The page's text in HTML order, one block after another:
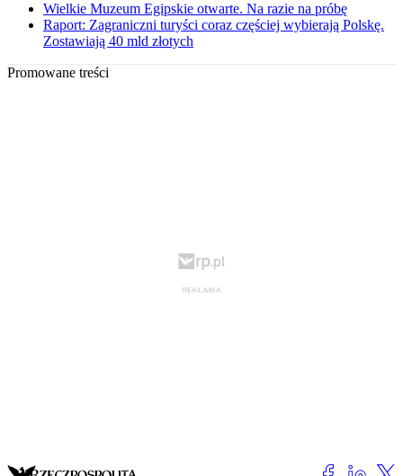
Wielkie Muzeum Egipskie otwarte. Na razie na próbę
Raport: Zagraniczni turyści coraz częściej wybierają Polskę.
Zostawiają 40 mld złotych
Promowane treści